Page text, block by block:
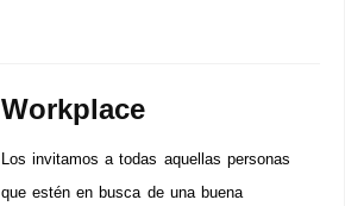
Workplace
Los invitamos a todas aquellas personas
que estén en busca de una buena